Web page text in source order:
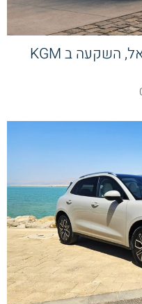
צ'רי מתרחבת – לפאס בישראל, השקעה ב KGM